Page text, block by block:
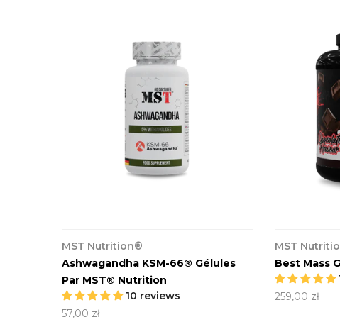
MST Nutrition®
Shaker 500 Ml Peacock Blue
22,00 zł
MST
Protein
Yaourt